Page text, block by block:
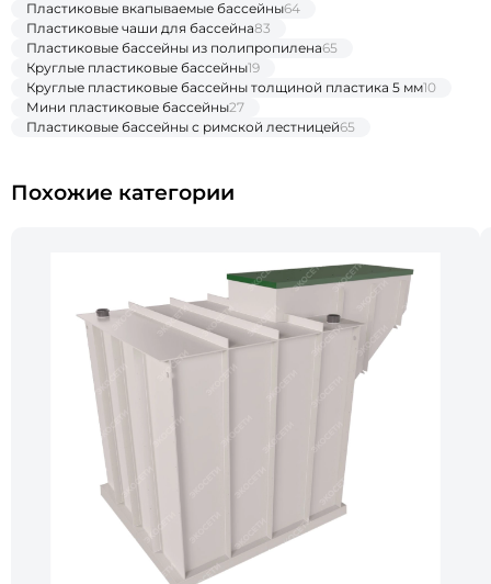
Пластиковые вкапываемые бассейны64
Пластиковые чаши для бассейна83
Пластиковые бассейны из полипропилена65
Круглые пластиковые бассейны19
Круглые пластиковые бассейны толщиной пластика 5 мм10
Мини пластиковые бассейны27
Пластиковые бассейны с римской лестницей65
Похожие категории